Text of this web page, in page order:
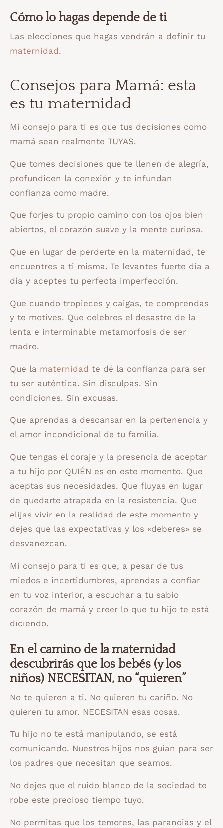
Cómo lo hagas depende de ti
Las elecciones que hagas vendrán a definir tu
maternidad.
Consejos para Mamá: esta
es tu maternidad
Mi consejo para ti es que tus decisiones como
mamá sean realmente TUYAS.
Que tomes decisiones que te llenen de alegría,
profundicen la conexión y te infundan
confianza como madre.
Que forjes tu propio camino con los ojos bien
abiertos, el corazón suave y la mente curiosa.
Que en lugar de perderte en la maternidad, te
encuentres a ti misma. Te levantes fuerte día a
día y aceptes tu perfecta imperfección.
Que cuando tropieces y caigas, te comprendas
y te motives. Que celebres el desastre de la
lenta e interminable metamorfosis de ser
madre.
Que la maternidad te dé la confianza para ser
tu ser auténtica. Sin disculpas. Sin
condiciones. Sin excusas.
Que aprendas a descansar en la pertenencia y
el amor incondicional de tu familia.
Que tengas el coraje y la presencia de aceptar
a tu hijo por QUIÉN es en este momento. Que
aceptas sus necesidades. Que fluyas en lugar
de quedarte atrapada en la resistencia. Que
elijas vivir en la realidad de este momento y
dejes que las expectativas y los «deberes» se
desvanezcan.
Mi consejo para ti es que, a pesar de tus
miedos e incertidumbres, aprendas a confiar
en tu voz interior, a escuchar a tu sabio
corazón de mamá y creer lo que tu hijo te está
diciendo.
En el camino de la maternidad
descubrirás que los bebés (y los
niños) NECESITAN, no “quieren”
No te quieren a ti. No quieren tu cariño. No
quieren tu amor. NECESITAN esas cosas.
Tu hijo no te está manipulando, se está
comunicando. Nuestros hijos nos guían para ser
los padres que necesitan que seamos.
No dejes que el ruido blanco de la sociedad te
robe este precioso tiempo tuyo.
No permitas que los temores, las paranoias y el